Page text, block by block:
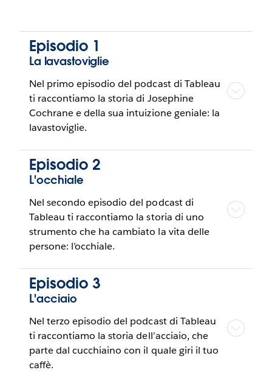
Episodio 1
La lavastoviglie
Nel primo episodio del podcast di Tableau
ti raccontiamo la storia di Josephine
Cochrane e della sua intuizione geniale: la
lavastoviglie.
Episodio 2
L'occhiale
Nel secondo episodio del podcast di
Tableau ti raccontiamo la storia di uno
strumento che ha cambiato la vita delle
persone: l’occhiale.
Episodio 3
L'acciaio
Nel terzo episodio del podcast di Tableau
ti raccontiamo la storia dell’acciaio, che
parte dal cucchiaino con il quale giri il tuo
caffè.